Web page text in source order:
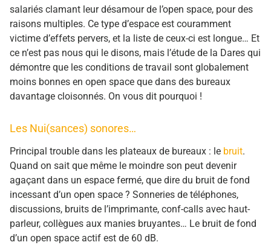
salariés clamant leur désamour de l’open space, pour des
raisons multiples. Ce type d’espace est couramment
victime d’effets pervers, et la liste de ceux-ci est longue… Et
ce n’est pas nous qui le disons, mais l’étude de la Dares qui
démontre que les conditions de travail sont globalement
moins bonnes en open space que dans des bureaux
davantage cloisonnés. On vous dit pourquoi !
Les Nui(sances) sonores…
Principal trouble dans les plateaux de bureaux : le bruit.
Quand on sait que même le moindre son peut devenir
agaçant dans un espace fermé, que dire du bruit de fond
incessant d’un open space ? Sonneries de téléphones,
discussions, bruits de l’imprimante, conf-calls avec haut-
parleur, collègues aux manies bruyantes… Le bruit de fond
d’un open space actif est de 60 dB.